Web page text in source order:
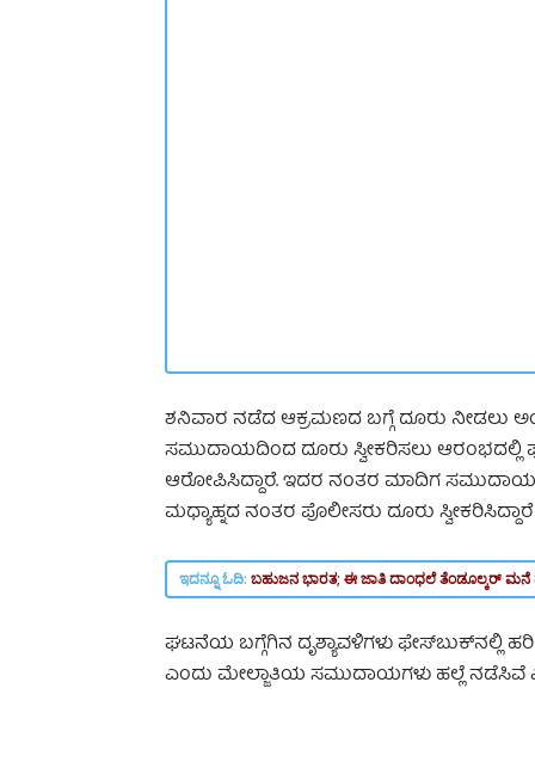
ಶನಿವಾರ ನಡೆದ ಆಕ್ರಮಣದ ಬಗ್ಗೆ ದೂರು ನೀಡಲು
ಸಮುದಾಯದಿಂದ ದೂರು ಸ್ವೀಕರಿಸಲು ಆರಂಭದಲ್ಲಿ
ಆರೋಪಿಸಿದ್ದಾರೆ. ಇದರ ನಂತರ ಮಾದಿಗ
ಮಧ್ಯಾಹ್ನದ ನಂತರ ಪೊಲೀಸರು ದೂರು
ಇದನ್ನೂ ಓದಿ: ಬಹುಜನ ಭಾರತ; ಈ ಜಾತಿ ದಾಂಧಲೆ ತೆಂಡೂಲ್ಕರ್ ಮನೆ
ಘಟನೆಯ ಬಗ್ಗೆಗಿನ ದೃಶ್ಯಾವಳಿಗಳು ಫೇಸ್‌ಬುಕ್‌ನಲ್ಲಿ
ಎಂದು ಮೇಲ್ಜಾತಿಯ ಸಮುದಾಯಗಳು ಹಲ್ಲೆ ನಡೆಸಿವೆ